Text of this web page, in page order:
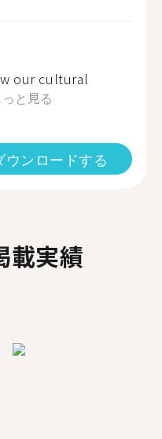
our cultural
っと見る
ウンロードする
載実績